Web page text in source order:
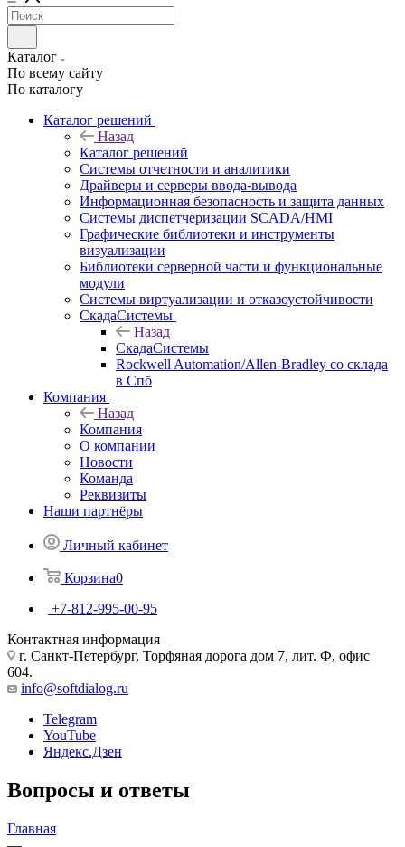
Каталог
По всему сайту
По каталогу
Каталог решений
Назад
Каталог решений
Системы отчетности и аналитики
Драйверы и серверы ввода-вывода
Информационная безопасность и защита данных
Системы диспетчеризации SCADA/HMI
Графические библиотеки и инструменты
визуализации
Библиотеки серверной части и функциональные
модули
Системы виртуализации и отказоустойчивости
СкадаСистемы
Назад
СкадаСистемы
Rockwell Automation/Allen-Bradley со склада
в Спб
Компания
Назад
Компания
О компании
Новости
Команда
Реквизиты
Наши партнёры
Личный кабинет
Корзина0
+7-812-995-00-95
Контактная информация
г. Санкт-Петербург, Торфяная дорога дом 7, лит. Ф, офис
604.
info@softdialog.ru
Telegram
YouTube
Яндекс.Дзен
Вопросы и ответы
Главная